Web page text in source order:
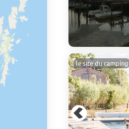
à
avec
le site du camping